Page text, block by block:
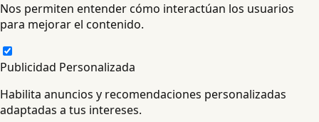
Nos permiten entender cómo interactúan los usuarios
para mejorar el contenido.
Publicidad Personalizada
Habilita anuncios y recomendaciones personalizadas
adaptadas a tus intereses.